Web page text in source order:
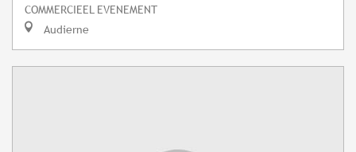
COMMERCIEEL EVENEMENT
Audierne